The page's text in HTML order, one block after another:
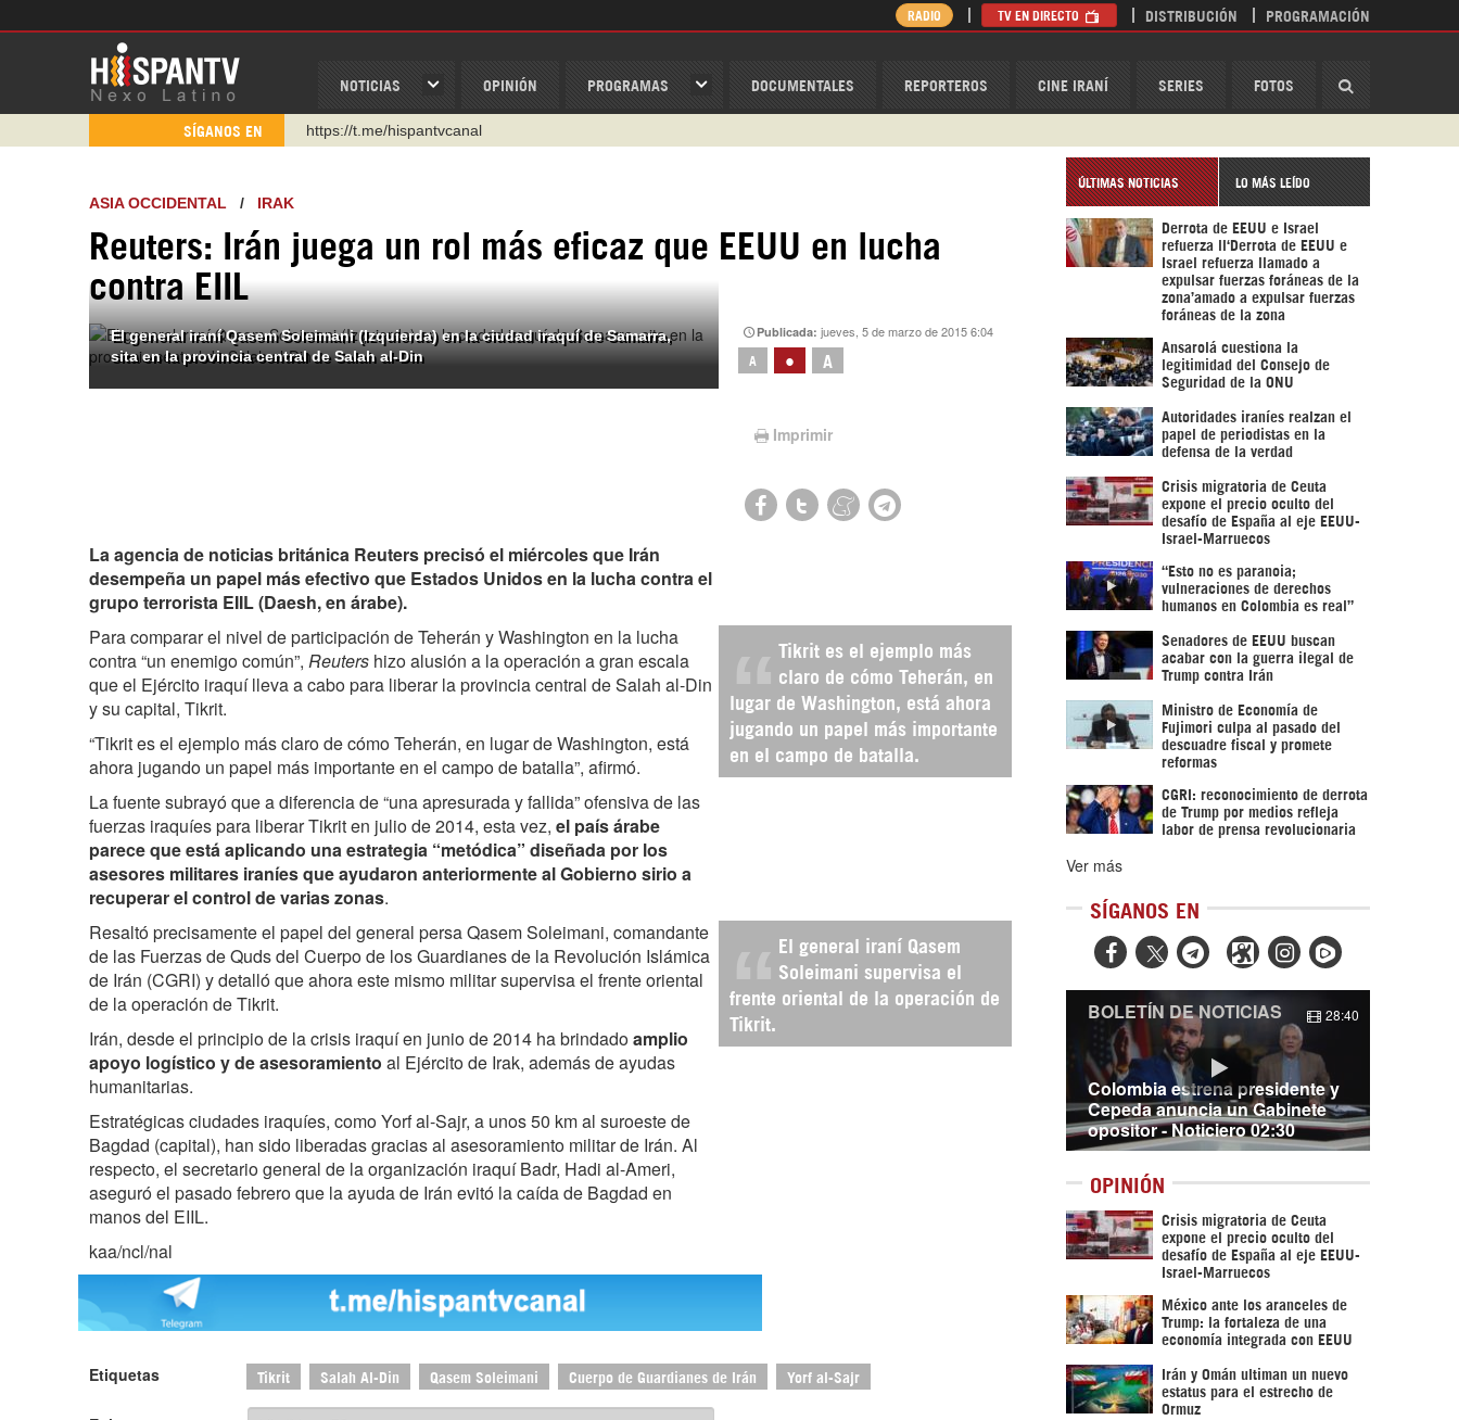
NOTICIAS OPINIÓN PROGRAMAS DOCUMENTALES REPORTEROS CINE IRANÍ SERIES FOTOS
RADIO TV EN DIRECTO DISTRIBUCIÓN PROGRAMACIÓN
SÍGANOS EN
https://urmedium.com/c/hispantv
https://www.facebook.com/Nexolatino.Canal
https://www.youtube.com/@nexo_latino
http://twitter.com/nexo_latino
https://t.me/hispantvcanal
ASIA OCCIDENTAL / IRAK
Reuters: Irán juega un rol más eficaz que EEUU en lucha
contra EIIL
El general iraní Qasem Soleimani (Izquierda) en la ciudad iraquí de Samarra,
sita en la provincia central de Salah al-Din
Publicada:jueves, 5 de marzo de 2015 6:04
A • A
Imprimir
La agencia de noticias británica Reuters precisó el miércoles que Irán
desempeña un papel más efectivo que Estados Unidos en la lucha contra el
grupo terrorista EIIL (Daesh, en árabe).
Tikrit es el ejemplo más
claro de cómo Teherán, en
lugar de Washington, está ahora
jugando un papel más importante
en el campo de batalla.
Para comparar el nivel de participación de Teherán y Washington en la lucha
contra “un enemigo común”, Reuters hizo alusión a la operación a gran escala
que el Ejército iraquí lleva a cabo para liberar la provincia central de Salah al-Din
y su capital, Tikrit.
“Tikrit es el ejemplo más claro de cómo Teherán, en lugar de Washington, está
ahora jugando un papel más importante en el campo de batalla”, afirmó.
La fuente subrayó que a diferencia de “una apresurada y fallida” ofensiva de las
fuerzas iraquíes para liberar Tikrit en julio de 2014, esta vez, el país árabe
parece que está aplicando una estrategia “metódica” diseñada por los
asesores militares iraníes que ayudaron anteriormente al Gobierno sirio a
recuperar el control de varias zonas.
El general iraní Qasem
Soleimani supervisa el
frente oriental de la operación de
Tikrit.
Resaltó precisamente el papel del general persa Qasem Soleimani, comandante
de las Fuerzas de Quds del Cuerpo de los Guardianes de la Revolución Islámica
de Irán (CGRI) y detalló que ahora este mismo militar supervisa el frente oriental
de la operación de Tikrit.
Irán, desde el principio de la crisis iraquí en junio de 2014 ha brindadoamplio
apoyo logístico y de asesoramiento al Ejército de Irak, además de ayudas
humanitarias.
Estratégicas ciudades iraquíes, como Yorf al-Sajr, a unos 50 km al suroeste de
Bagdad (capital), han sido liberadas gracias al asesoramiento militar de Irán. Al
respecto, el secretario general de la organización iraquí Badr, Hadi al-Ameri,
aseguró el pasado febrero que la ayuda de Irán evitó la caída de Bagdad en
manos del EIIL.
kaa/ncl/nal
Etiquetas Tikrit Salah Al-Din Qasem Soleimani Cuerpo de Guardianes de Irán Yorf al-Sajr
ÚLTIMAS NOTICIAS LO MÁS LEÍDO
Derrota de EEUU e Israel
refuerza ll‘Derrota de EEUU e
Israel refuerza llamado a
expulsar fuerzas foráneas de la
zona’amado a expulsar fuerzas
foráneas de la zona
Ansarolá cuestiona la
legitimidad del Consejo de
Seguridad de la ONU
Autoridades iraníes realzan el
papel de periodistas en la
defensa de la verdad
Crisis migratoria de Ceuta
expone el precio oculto del
desafío de España al eje EEUU-
Israel-Marruecos
“Esto no es paranoia;
vulneraciones de derechos
humanos en Colombia es real”
Senadores de EEUU buscan
acabar con la guerra ilegal de
Trump contra Irán
Ministro de Economía de
Fujimori culpa al pasado del
descuadre fiscal y promete
reformas
CGRI: reconocimiento de derrota
de Trump por medios refleja
labor de prensa revolucionaria
Ver más
SÍGANOS EN
  
Colombia estrena presidente y
Cepeda anuncia un Gabinete
opositor - Noticiero 02:30
BOLETÍN DE NOTICIAS 28:40
OPINIÓN
Crisis migratoria de Ceuta
expone el precio oculto del
desafío de España al eje EEUU-
Israel-Marruecos
México ante los aranceles de
Trump: la fortaleza de una
economía integrada con EEUU
Irán y Omán ultiman un nuevo
estatus para el estrecho de
Ormuz